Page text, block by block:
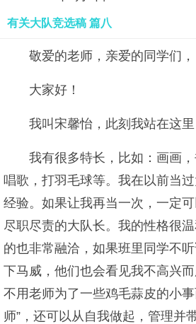
有关大队竞选稿 篇八
敬爱的老师，亲爱的同学们，
大家好！
我叫宋馨怡，此刻我站在这里
我有很多特长，比如：画画
唱歌，打羽毛球等。我在以前当
经验。如果让我再当一次，一定
尽职尽责的大队长。我的性格很
的也非常融洽，如果班里同学不
下马威，他们也会看见我不高兴
不用老师为了一些鸡毛蒜皮的小
师”，还可以从自我做起，管理并